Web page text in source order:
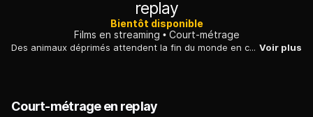
replay
Bientôt disponible
Films en streaming
Court-métrage
Des animaux déprimés attendent la fin du monde en chantant. Six souvenirs du monde que nous laissons derrière nous. Voir plus
Court-métrage en replay